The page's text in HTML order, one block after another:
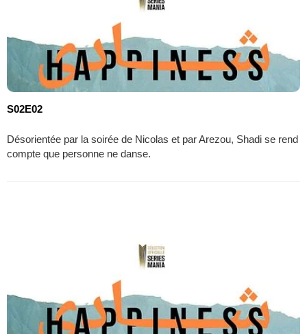
S02E02
Désorientée par la soirée de Nicolas et par Arezou, Shadi se rend
compte que personne ne danse.